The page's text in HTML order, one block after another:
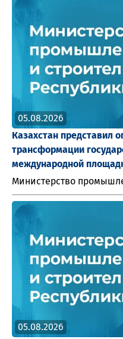
05.08.2026
Казахстан представил
трансформации
международной
Министерство
05.08.2026